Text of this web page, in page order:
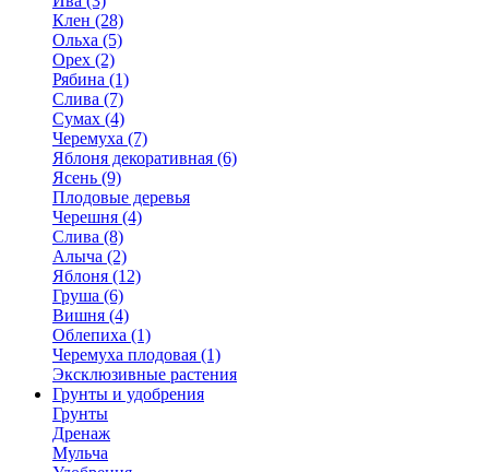
Клен (28)
Ольха (5)
Орех (2)
Рябина (1)
Слива (7)
Сумах (4)
Черемуха (7)
Яблоня декоративная (6)
Ясень (9)
Плодовые деревья
Черешня (4)
Слива (8)
Алыча (2)
Яблоня (12)
Груша (6)
Вишня (4)
Облепиха (1)
Черемуха плодовая (1)
Эксклюзивные растения
Грунты и удобрения
Грунты
Дренаж
Мульча